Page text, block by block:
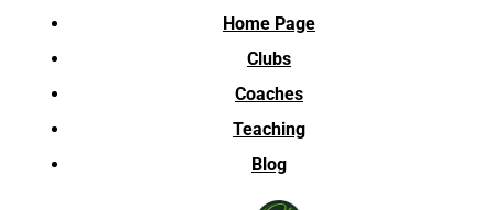
Home Page
Clubs
Coaches
Teaching
Blog